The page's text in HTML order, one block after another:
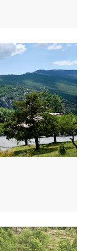
salles, une grande
faite maison.
sur de nombreux
…
de la ferme et